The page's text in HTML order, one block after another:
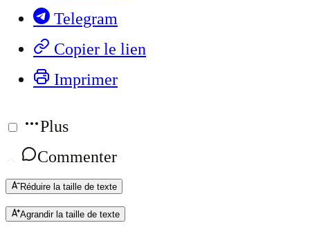
Telegram
Copier le lien
Imprimer
Plus
Commenter
Réduire la taille de texte
Agrandir la taille de texte